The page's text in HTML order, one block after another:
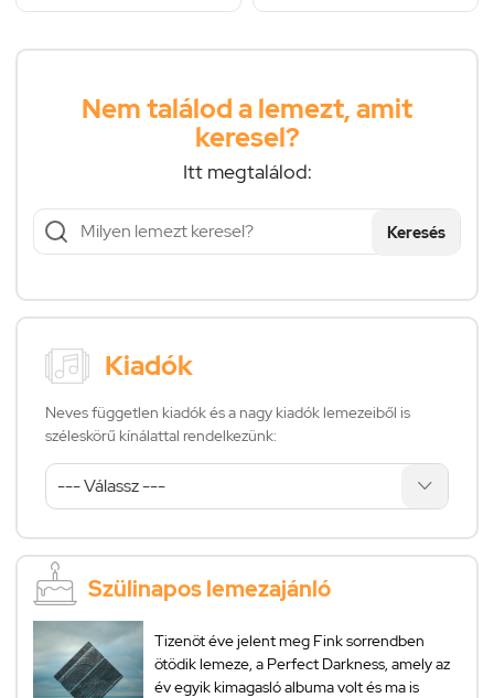
Nem találod a lemezt, amit
keresel?
Itt megtalálod:
Keresés
Kiadók
Neves független kiadók és a nagy kiadók lemezeiből is
széleskörű kínálattal rendelkezünk:
Szülinapos lemezajánló
Tizenöt éve jelent meg Fink sorrendben
ötödik lemeze, a Perfect Darkness, amely az
év egyik kimagasló albuma volt és ma is